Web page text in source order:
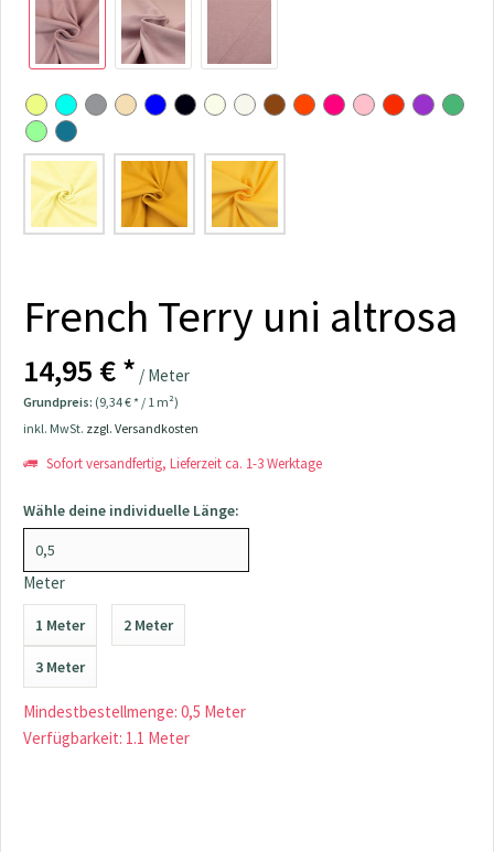
French Terry uni altrosa
14,95 € * / Meter
Grundpreis: (9,34 € * / 1 m²)
inkl. MwSt. zzgl. Versandkosten
Sofort versandfertig, Lieferzeit ca. 1-3 Werktage
Wähle deine individuelle Länge:
Meter
1 Meter 2 Meter
3 Meter
Mindestbestellmenge: 0,5 Meter
Verfügbarkeit: 1.1 Meter